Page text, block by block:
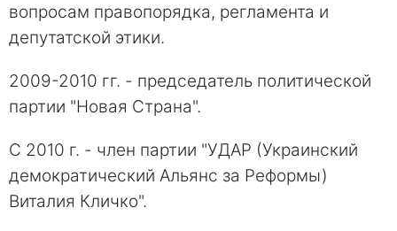
вопросам правопорядка, регламента и
депутатской этики.
2009-2010 гг. - председатель политической
партии "Новая Страна".
С 2010 г. - член партии "УДАР (Украинский
демократический Альянс за Реформы)
Виталия Кличко".